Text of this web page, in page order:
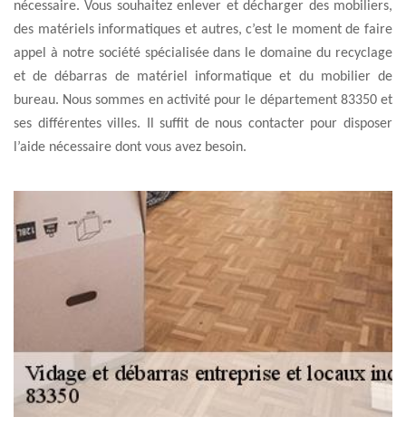
nécessaire. Vous souhaitez enlever et décharger des mobiliers,
des matériels informatiques et autres, c’est le moment de faire
appel à notre société spécialisée dans le domaine du recyclage
et de débarras de matériel informatique et du mobilier de
bureau. Nous sommes en activité pour le département 83350 et
ses différentes villes. Il suffit de nous contacter pour disposer
l’aide nécessaire dont vous avez besoin.